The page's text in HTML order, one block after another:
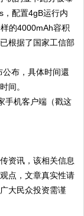
，配置4gB运行内
的4000mAh容积
根据了国家工信部
布，具体时间還
间。
手机客户端（戳这
资讯，该相关信息
点，文章真实性请
大民众投资需谨